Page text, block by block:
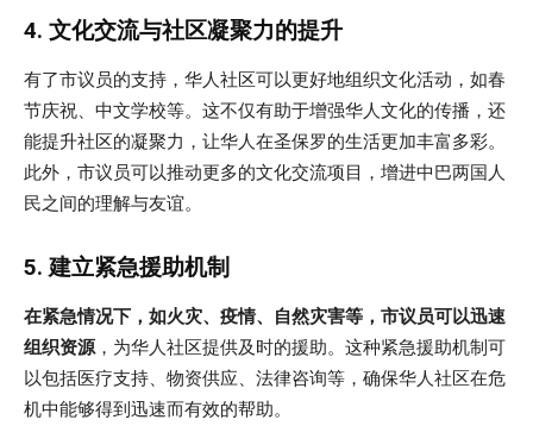
4. 文化交流与社区凝聚力的提升
有了市议员的支持，华人社区可以更好地组织文化活动，如春
节庆祝、中文学校等。这不仅有助于增强华人文化的传播，还
能提升社区的凝聚力，让华人在圣保罗的生活更加丰富多彩。
此外，市议员可以推动更多的文化交流项目，增进中巴两国人
民之间的理解与友谊。
5. 建立紧急援助机制
在紧急情况下，如火灾、疫情、自然灾害等，市议员可以迅速
组织资源，为华人社区提供及时的援助。这种紧急援助机制可
以包括医疗支持、物资供应、法律咨询等，确保华人社区在危
机中能够得到迅速而有效的帮助。